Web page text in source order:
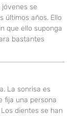
se
últimos años. Ello
que ello suponga
bastantes
La sonrisa es
fija una persona
dientes se han